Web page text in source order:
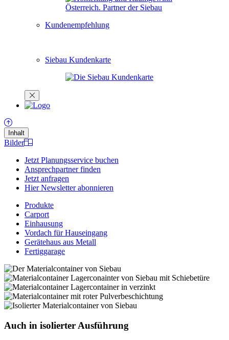
Kundenempfehlung
Siebau Kundenkarte
Inhalt
Bilder
Jetzt Planungsservice buchen
Ansprechpartner finden
Jetzt anfragen
Hier Newsletter abonnieren
Produkte
Carport
Einhausung
Vordach für Hauseingang
Gerätehaus aus Metall
Fertiggarage
Auch in isolierter Ausführung